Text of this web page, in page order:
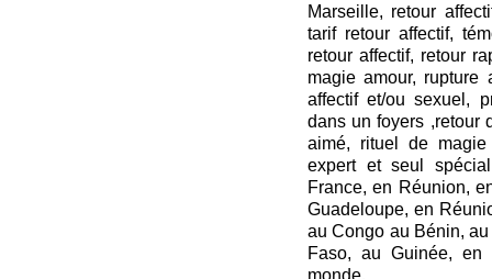
Marseille, retour
tarif retour affectif,
retour affectif, retour
magie amour, rupture
affectif et/ou sexuel,
dans un foyers ,retour
aimé, rituel de magie
expert et seul
France, en Réunion,
Guadeloupe, en
au Congo au Bénin,
Faso, au Guinée,
monde.